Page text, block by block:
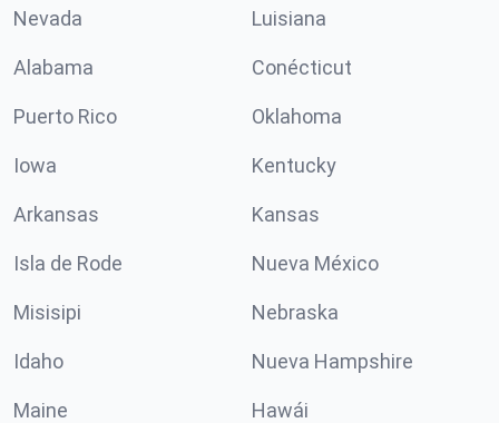
Nevada Luisiana
Alabama Conécticut
Puerto Rico Oklahoma
Iowa Kentucky
Arkansas Kansas
Isla de Rode Nueva México
Misisipi Nebraska
Idaho Nueva Hampshire
Maine Hawái